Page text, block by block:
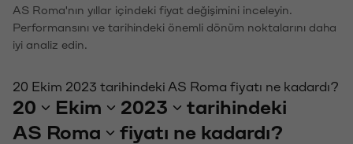
AS Roma'nın yıllar içindeki fiyat değişimini inceleyin.
Performansını ve tarihindeki önemli dönüm noktalarını daha
iyi analiz edin.
20 Ekim 2023 tarihindeki AS Roma fiyatı ne kadardı?
20 Ekim 2023
tarihindeki
AS Roma
fiyatı ne kadardı?